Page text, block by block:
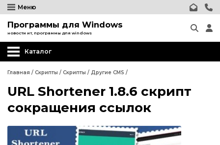
Меню
Программы для Windows
новости ит, программы для windows
Каталог
Главная / Скрипты / Скрипты / Другие CMS /
URL Shortener 1.8.6 скрипт
сокращения ссылок
Wordpress
Joomla
Другие CMS